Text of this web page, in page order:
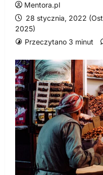
Mentora.pl
28 stycznia, 2022
2025)
Przeczytano 3 minut